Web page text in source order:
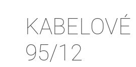
95/12